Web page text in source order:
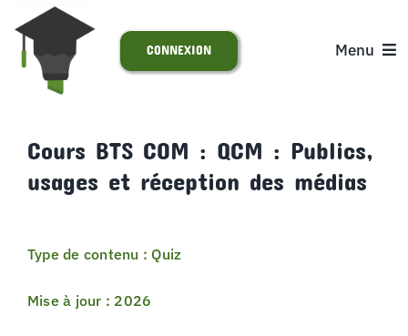
Passer
contenu
Menu
S’INSCRIRE
SUPPORT
CONNEXION
Cours BTS COM : QCM : Publics,
usages et réception des médias
Type de contenu : Quiz
Mise à jour : 2026